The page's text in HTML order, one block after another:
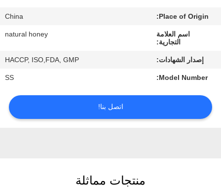
الجودة
اتصل
اطلب
اقتباس
Place of Origin:
China
اسم العلامة
التجارية:
natural honey
إصدار الشهادات: HACCP, ISO,FDA, GMP
Model Number:
SS
اتصل بنا!
منتجات مماثلة